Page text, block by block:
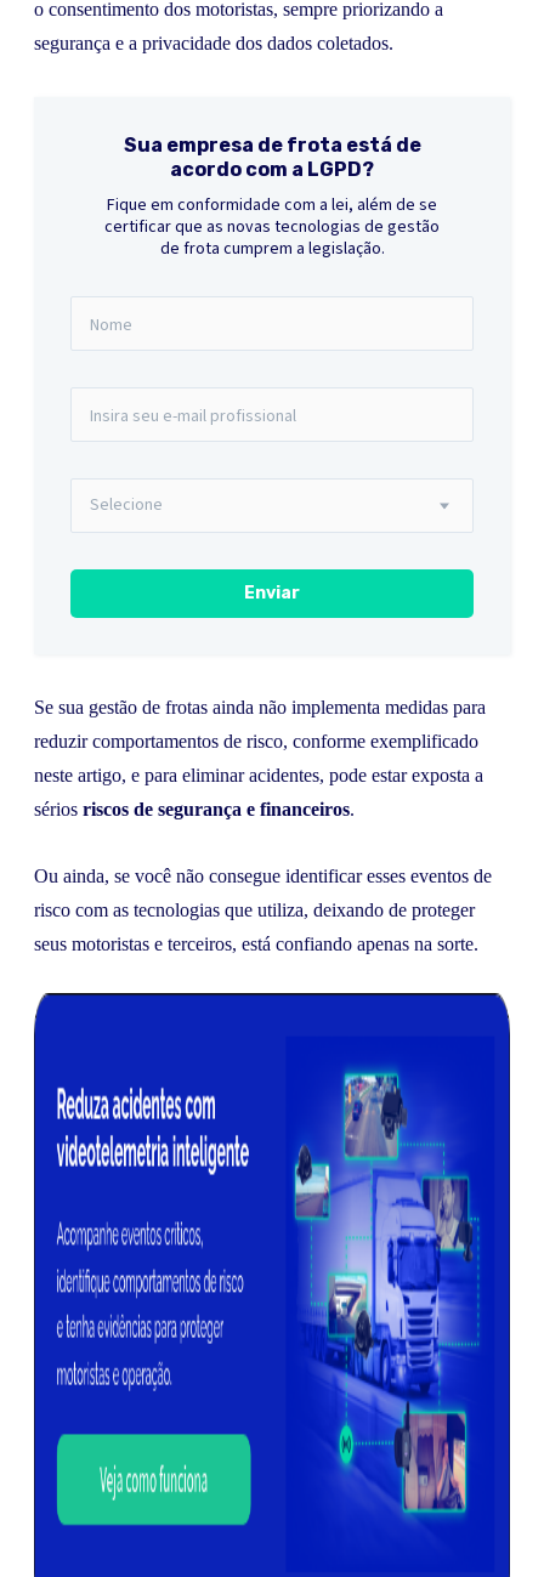
o consentimento dos motoristas, sempre priorizando a
segurança e a privacidade dos dados coletados.
Sua empresa de frota está de
acordo com a LGPD?
Fique em conformidade com a lei, além de se
certificar que as novas tecnologias de gestão
de frota cumprem a legislação.
Se sua gestão de frotas ainda não implementa medidas para
reduzir comportamentos de risco, conforme exemplificado
neste artigo, e para eliminar acidentes, pode estar exposta a
sérios riscos de segurança e financeiros.
Ou ainda, se você não consegue identificar esses eventos de
risco com as tecnologias que utiliza, deixando de proteger
seus motoristas e terceiros, está confiando apenas na sorte.